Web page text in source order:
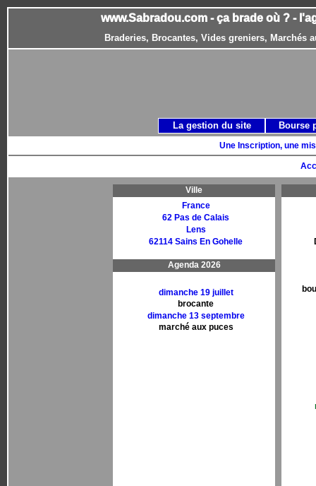
www.Sabradou.com - ça brade où ? -
Braderies, Brocantes, Vides greniers, Marchés
Une Inscription, une
Ville
France
62 Pas de Calais
Lens
62114 Sains En Gohelle
Agenda 2026
dimanche 19 juillet
brocante
dimanche 13 septembre
marché aux puces
La gestion du site Bourse